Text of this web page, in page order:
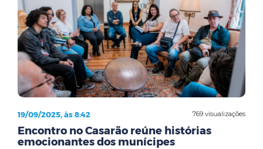
769 visualizações
19/09/2025, às 8:42
Encontro no Casarão reúne histórias
emocionantes dos munícipes